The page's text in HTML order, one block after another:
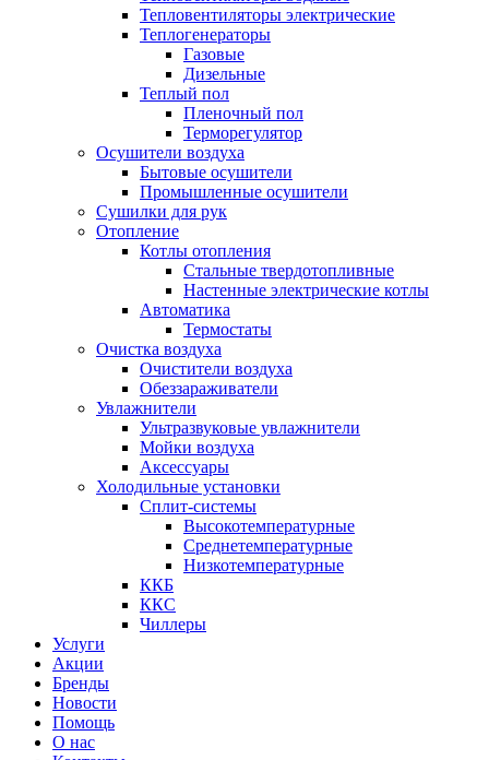
Тепловентиляторы электрические
Теплогенераторы
Газовые
Дизельные
Теплый пол
Пленочный пол
Терморегулятор
Осушители воздуха
Бытовые осушители
Промышленные осушители
Сушилки для рук
Отопление
Котлы отопления
Стальные твердотопливные
Настенные электрические котлы
Автоматика
Термостаты
Очистка воздуха
Очистители воздуха
Обеззараживатели
Увлажнители
Ультразвуковые увлажнители
Мойки воздуха
Аксессуары
Холодильные установки
Сплит-системы
Высокотемпературные
Среднетемпературные
Низкотемпературные
ККБ
ККС
Чиллеры
Услуги
Акции
Бренды
Новости
Помощь
О нас